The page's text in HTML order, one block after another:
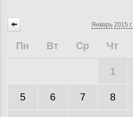
Январь 2015 г.
Пн Вт Ср Чт
1
5 6 7 8